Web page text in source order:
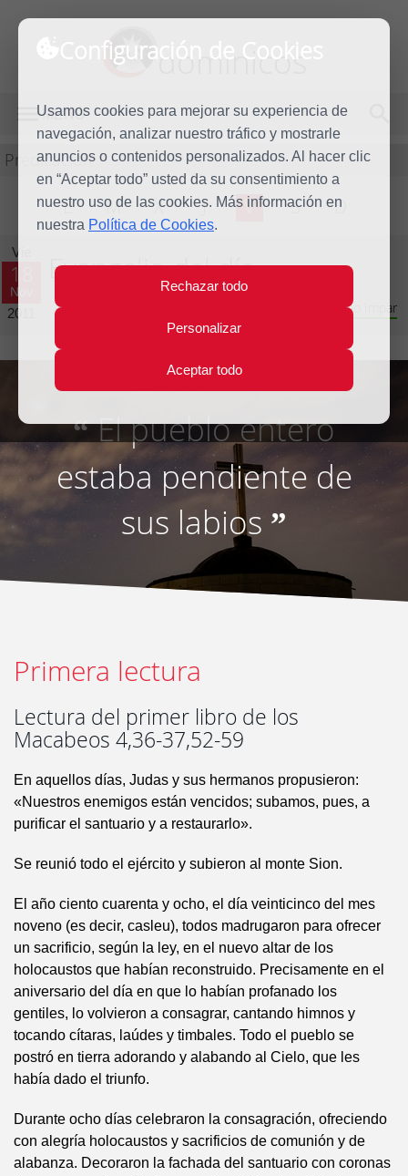
Configuración de Cookies
Usamos cookies para mejorar su experiencia de
navegación, analizar nuestro tráfico y mostrarle
anuncios o contenidos personalizados. Al hacer clic
en “Aceptar todo” usted da su consentimiento a
nuestro uso de las cookies. Más información en
nuestra Política de Cookies.
Rechazar todo
Personalizar
Aceptar todo
dominicos
MENÚ
Predicación
L M X J V S D
Vie
18
Nov
2011
Evangelio del día
Trigésimo tercera semana del Tiempo Ordinario - Año Impar
“El pueblo entero
estaba pendiente de
sus labios ”
Primera lectura
Lectura del primer libro de los
Macabeos 4,36-37,52-59
En aquellos días, Judas y sus hermanos propusieron:
«Nuestros enemigos están vencidos; subamos, pues, a
purificar el santuario y a restaurarlo».
Se reunió todo el ejército y subieron al monte Sion.
El año ciento cuarenta y ocho, el día veinticinco del mes
noveno (es decir, casleu), todos madrugaron para ofrecer
un sacrificio, según la ley, en el nuevo altar de los
holocaustos que habían reconstruido. Precisamente en el
aniversario del día en que lo habían profanado los
gentiles, lo volvieron a consagrar, cantando himnos y
tocando cítaras, laúdes y timbales. Todo el pueblo se
postró en tierra adorando y alabando al Cielo, que les
había dado el triunfo.
Durante ocho días celebraron la consagración, ofreciendo
con alegría holocaustos y sacrificios de comunión y de
alabanza. Decoraron la fachada del santuario con coronas